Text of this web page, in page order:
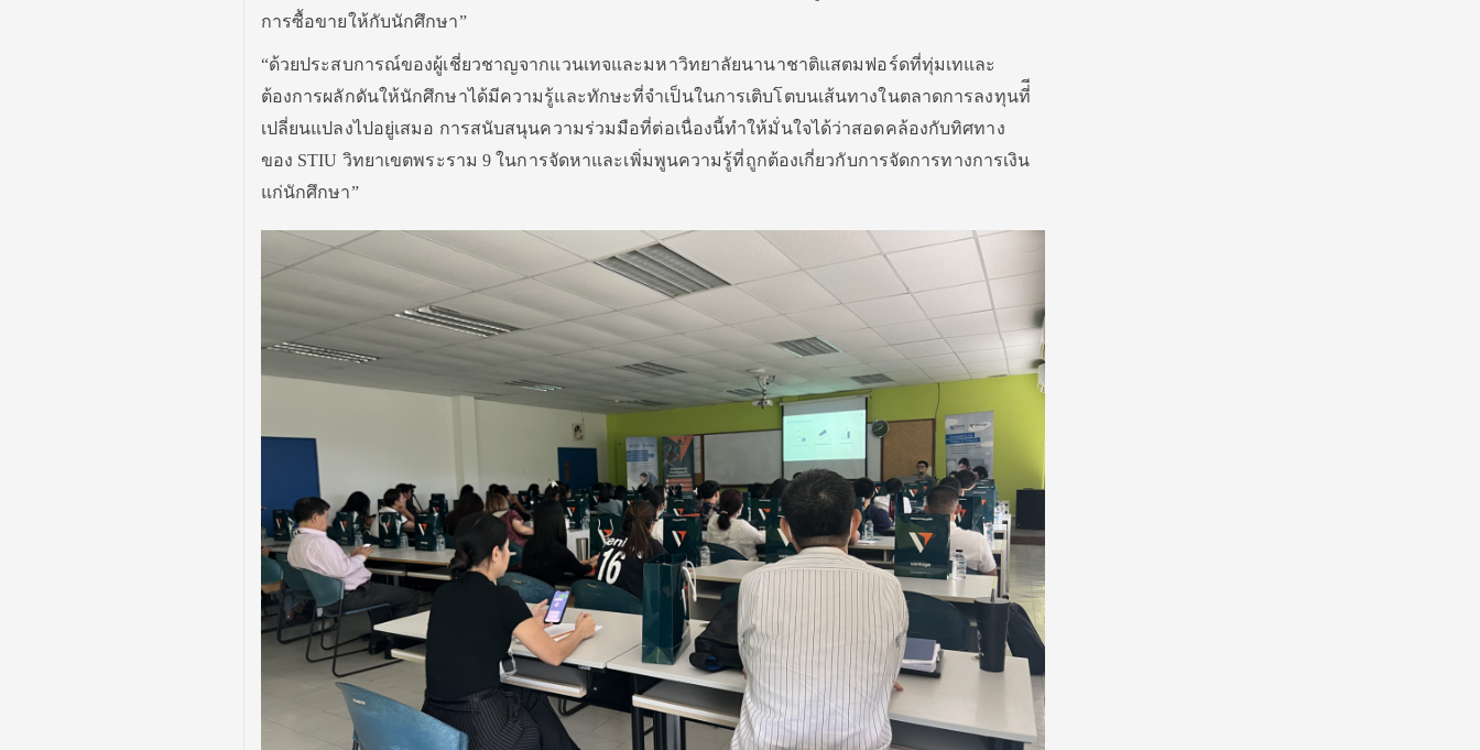
การซื้อขายให้กับนักศึกษา”
“ด้วยประสบการณ์ของผู้เชี่ยวชาญจากแวนเทจและมหาวิทยาลัยนานาชาติแสตมฟอร์ดที่ทุ่มเทและ
ต้องการผลักดันให้นักศึกษาได้มีความรู้และทักษะที่จำเป็นในการเติบโตบนเส้นทางในตลาดการลงทุนที่ี
เปลี่ยนแปลงไปอยู่เสมอ การสนับสนุนความร่วมมือที่ต่อเนื่องนี้ทำให้มั่นใจได้ว่าสอดคล้องกับทิศทาง
ของ STIU วิทยาเขตพระราม 9 ในการจัดหาและเพิ่มพูนความรู้ที่ถูกต้องเกี่ยวกับการจัดการทางการเงิน
แก่นักศึกษา”